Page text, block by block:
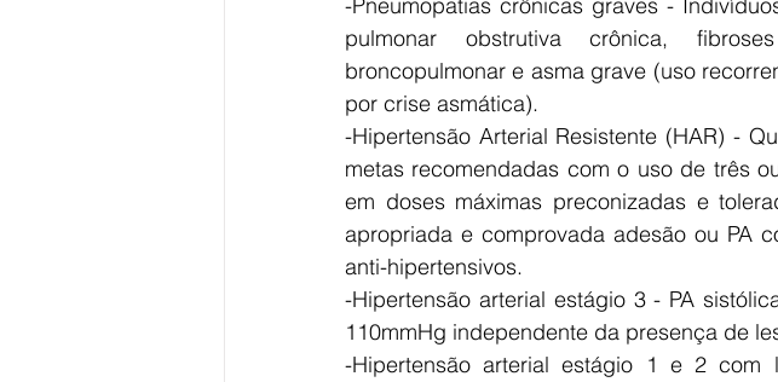
pulmonar obstrutiva crônica,
broncopulmonar e asma grave (uso
por crise asmática).
-Hipertensão Arterial Resistente (HAR) -
metas recomendadas com o uso de três
em doses máximas preconizadas e
apropriada e comprovada adesão ou PA
anti-hipertensivos.
-Hipertensão arterial estágio 3 - PA
110mmHg independente da presença de
-Hipertensão arterial estágio 1 e 2 com